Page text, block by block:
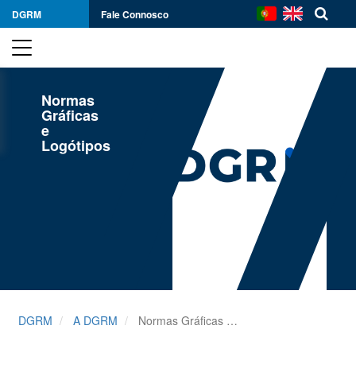
DGRM Fale Connosco
Normas
Gráficas
e
Logótipos
DGRM A DGRM Normas Gráficas e Logótipos